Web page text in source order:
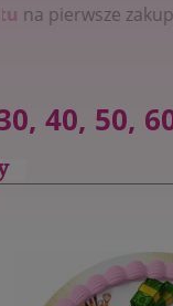
40, 50,